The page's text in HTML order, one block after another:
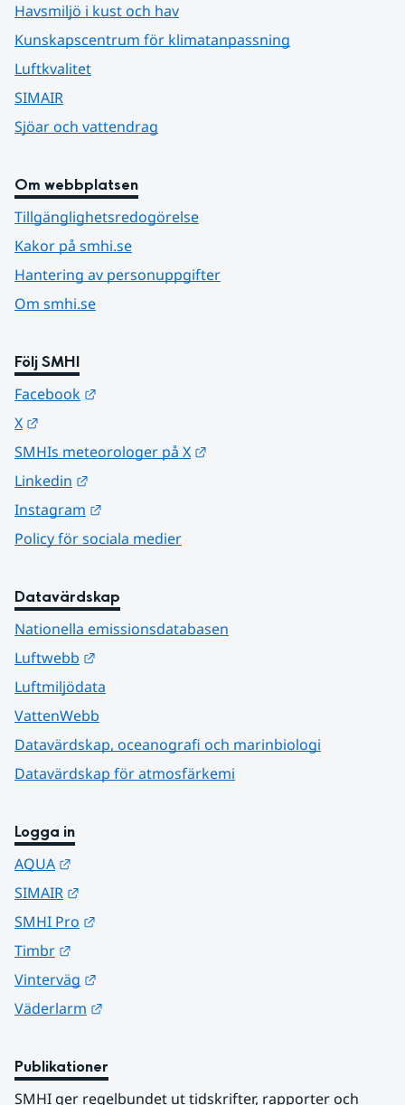
Havsmiljö i kust och hav
Kunskapscentrum för klimatanpassning
Luftkvalitet
SIMAIR
Sjöar och vattendrag
Om webbplatsen
Tillgänglighetsredogörelse
Kakor på smhi.se
Hantering av personuppgifter
Om smhi.se
Följ SMHI
Facebook
X
SMHIs meteorologer på X
Linkedin
Instagram
Policy för sociala medier
Datavärdskap
Nationella emissionsdatabasen
Luftwebb
Luftmiljödata
VattenWebb
Datavärdskap, oceanografi och marinbiologi
Datavärdskap för atmosfärkemi
Logga in
AQUA
SIMAIR
SMHI Pro
Timbr
Vinterväg
Väderlarm
Publikationer
SMHI ger regelbundet ut tidskrifter, rapporter och